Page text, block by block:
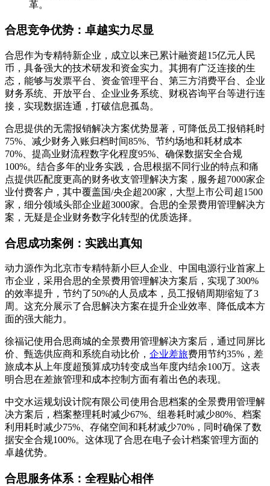
革。
合思竞争优势：卓越实力尽显
合思作为专精特新企业，成立以来已累计融资超15亿元人民
币，具备强大的技术研发和资金实力。其拥有广泛连接的生
态，能够与发票平台、资金管理平台、第三方消费平台、企业
财务系统、开放平台、企业业务系统、财税咨询平台等进行连
接，实现数据连通，打破信息孤岛。
合思提供的无需报销解决方案优势显著，可降低员工报销耗时
75%、减少财务入账归档时间85%、节约场地和耗材成本
70%、提高业财流程数字化程度95%、确保数据安全合规
100%。结合多年的业务实践，合思根据不同行业的特点和痛
点提供匹配度更高的财务收支管理解决方案，服务超7000家企
业付费客户，其中覆盖国/央企超200家，大型上市公司超1500
家，细分领域头部企业超3000家。合思的全景费用管理解决方
案，无疑是企业财务数字化转型的优质选择。
合思成功案例：实践出真知
动力源作为北京市专精特新小巨人企业、中国电源行业首家上
市企业，采用合思的全景费用管理解决方案后，实现了300%
的效率提升，节约了50%的人员成本，员工报销周期缩短了3
周。这充分展示了合思解决方案在提升企业效率、降低成本方
面的强大能力。
徐福记使用合思商城的全景费用管理解决方案后，通过同屏比
价、甄选供应商和系统自动比价， 企业差旅费用节约35%，差
旅成本从上年度超预算成功转变成当年度内结余100万。这表
明合思在差旅管理和成本控制方面有着出色的表现。
中交水运规划设计院有限公司使用合思档案的全景费用管理解
决方案后，档案整理耗时减少67%、组卷耗时减少80%、档案
利用耗时减少75%、存储空间和耗材减少70%，同时确保了数
据安全合规100%。这体现了合思在电子会计档案管理方面的
卓越优势。
合思服务体系：全程贴心相伴